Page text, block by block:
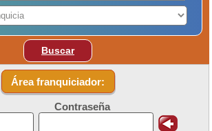
Buscar
Área franquiciador:
Contraseña